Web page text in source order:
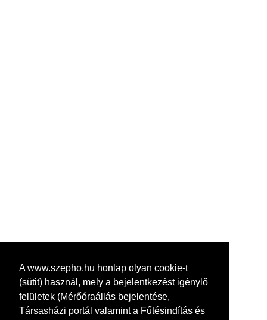
A www.szepho.hu honlap olyan cookie-t
(sütit) használ, mely a bejelentkezést igénylő
felületek (Mérőóraállás bejelentése,
Társasházi portál valamint a Fűtésindítás és